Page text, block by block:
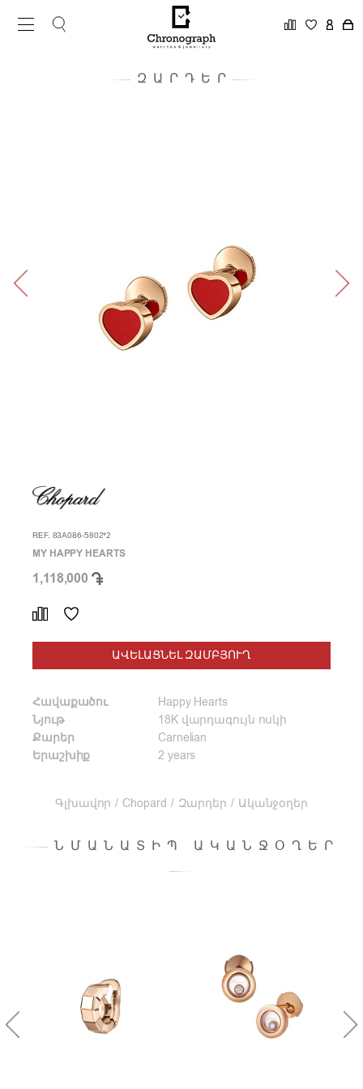
ԶԱՐԴԵՐ
REF. 83A086-5802*2
MY HAPPY HEARTS
1,118,000
ԱՎԵԼԱՑՆԵԼ ԶԱՄԲՅՈՒՂ
Հավաքածու
Happy Hearts
Նյութ
18K վարդագույն ոսկի
Քարեր
Carnelian
Երաշխիք
2 years
Գլխավոր / Chopard / Զարդեր / Ականջօղեր
ՆՄԱՆԱՏԻՊ ԱԿԱՆՋՕՂԵՐ